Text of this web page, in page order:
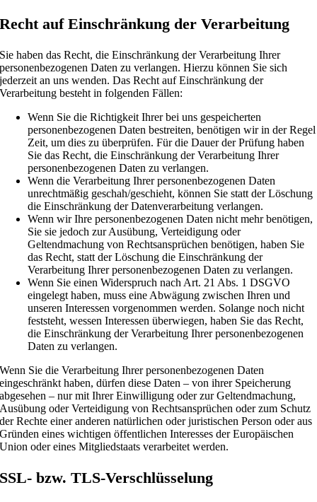
Recht auf Einschränkung der Verarbeitung
Sie haben das Recht, die Einschränkung der Verarbeitung Ihrer
personenbezogenen Daten zu verlangen. Hierzu können Sie sich
jederzeit an uns wenden. Das Recht auf Einschränkung der
Verarbeitung besteht in folgenden Fällen:
Wenn Sie die Richtigkeit Ihrer bei uns gespeicherten
personenbezogenen Daten bestreiten, benötigen wir in der Regel
Zeit, um dies zu überprüfen. Für die Dauer der Prüfung haben
Sie das Recht, die Einschränkung der Verarbeitung Ihrer
personenbezogenen Daten zu verlangen.
Wenn die Verarbeitung Ihrer personenbezogenen Daten
unrechtmäßig geschah/geschieht, können Sie statt der Löschung
die Einschränkung der Datenverarbeitung verlangen.
Wenn wir Ihre personenbezogenen Daten nicht mehr benötigen,
Sie sie jedoch zur Ausübung, Verteidigung oder
Geltendmachung von Rechtsansprüchen benötigen, haben Sie
das Recht, statt der Löschung die Einschränkung der
Verarbeitung Ihrer personenbezogenen Daten zu verlangen.
Wenn Sie einen Widerspruch nach Art. 21 Abs. 1 DSGVO
eingelegt haben, muss eine Abwägung zwischen Ihren und
unseren Interessen vorgenommen werden. Solange noch nicht
feststeht, wessen Interessen überwiegen, haben Sie das Recht,
die Einschränkung der Verarbeitung Ihrer personenbezogenen
Daten zu verlangen.
Wenn Sie die Verarbeitung Ihrer personenbezogenen Daten
eingeschränkt haben, dürfen diese Daten – von ihrer Speicherung
abgesehen – nur mit Ihrer Einwilligung oder zur Geltendmachung,
Ausübung oder Verteidigung von Rechtsansprüchen oder zum Schutz
der Rechte einer anderen natürlichen oder juristischen Person oder aus
Gründen eines wichtigen öffentlichen Interesses der Europäischen
Union oder eines Mitgliedstaats verarbeitet werden.
SSL- bzw. TLS-Verschlüsselung